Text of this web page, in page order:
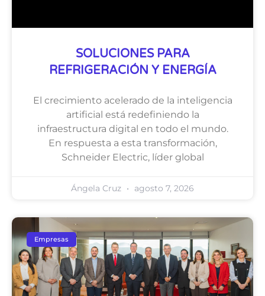
SOLUCIONES PARA
REFRIGERACIÓN Y ENERGÍA
El crecimiento acelerado de la inteligencia
artificial está redefiniendo la
infraestructura digital en todo el mundo.
En respuesta a esta transformación,
Schneider Electric, líder global
Ángela Cruz agosto 7, 2026
Empresas